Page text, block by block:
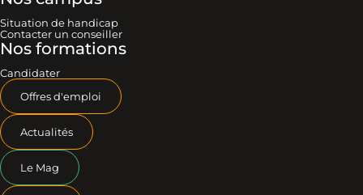
Situation de handicap
Contacter un conseiller
Nos formations
Candidater
Offres d'emploi
Actualités
Le Mag